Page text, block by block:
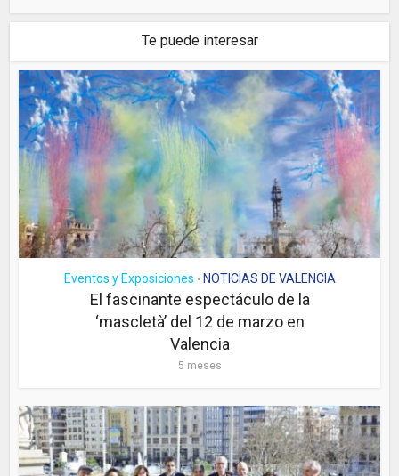
Te puede interesar
Eventos y Exposiciones • NOTICIAS DE VALENCIA
El fascinante espectáculo de la
‘mascletà’ del 12 de marzo en
Valencia
5 meses